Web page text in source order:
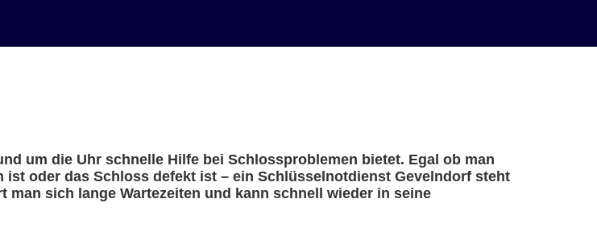
um die Uhr schnelle Hilfe bei Schlossproblemen bietet. Egal ob man
oder das Schloss defekt ist – ein Schlüsselnotdienst Gevelndorf steht
sich lange Wartezeiten und kann schnell wieder in seine